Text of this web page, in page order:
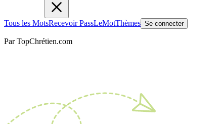
Tous les MotsRecevoir PassLeMotThèmes Se connecter
Par TopChrétien.com